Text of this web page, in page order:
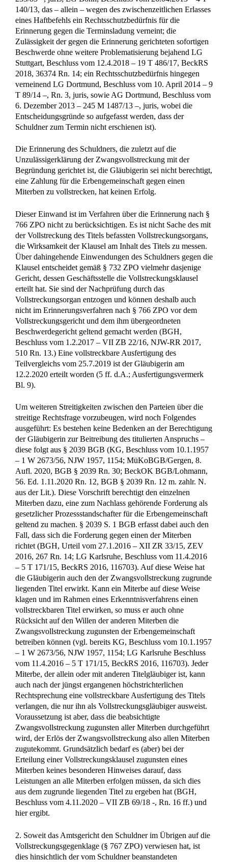
140/13, das – allein – wegen des zwischenzeitlichen Erlasses
eines Haftbefehls ein Rechtsschutzbedürfnis für die
Erinnerung gegen die Terminsladung verneint; die
Zulässigkeit der gegen die Erinnerung gerichteten sofortigen
Beschwerde ohne weitere Problematisierung bejahend LG
Stuttgart, Beschluss vom 12.4.2018 – 19 T 486/17, BeckRS
2018, 36374 Rn. 14; ein Rechtsschutzbedürfnis hingegen
verneinend LG Dortmund, Beschluss vom 10. April 2014 – 9
T 89/14 –, Rn. 3, juris, sowie AG Dortmund, Beschluss vom
6. Dezember 2013 – 245 M 1487/13 –, juris, wobei die
Entscheidungsgründe so aufgefasst werden, dass der
Schuldner zum Termin nicht erschienen ist).
Die Erinnerung des Schuldners, die zuletzt auf die
Unzulässigerklärung der Zwangsvollstreckung mit der
Begründung gerichtet ist, die Gläubigerin sei nicht berechtigt,
eine Zahlung für die Erbengemeinschaft gegen einen
Miterben zu vollstrecken, hat keinen Erfolg.
Dieser Einwand ist im Verfahren über die Erinnerung nach §
766 ZPO nicht zu berücksichtigen. Es ist nicht Sache des mit
der Vollstreckung des Titels befassten Vollstreckungsorgans,
die Wirksamkeit der Klausel am Inhalt des Titels zu messen.
Über dahingehende Einwendungen des Schuldners gegen die
Klausel entscheidet gemäß § 732 ZPO vielmehr dasjenige
Gericht, dessen Geschäftsstelle die Vollstreckungsklausel
erteilt hat. Sie sind der Nachprüfung durch das
Vollstreckungsorgan entzogen und können deshalb auch
nicht im Erinnerungsverfahren nach § 766 ZPO vor dem
Vollstreckungsgericht und dem ihm übergeordneten
Beschwerdegericht geltend gemacht werden (BGH,
Beschluss vom 1.2.2017 – VII ZB 22/16, NJW-RR 2017,
510 Rn. 13.) Eine vollstreckbare Ausfertigung des
Teilvergleichs vom 25.7.2019 ist der Gläubigerin am
12.2.2020 erteilt worden (5 ff. d.A.; Ausfertigungsvermerk
Bl. 9).
Um weiteren Streitigkeiten zwischen den Parteien über die
streitige Rechtsfrage vorzubeugen, wird noch Folgendes
ausgeführt: Es bestehen keine Bedenken an der Berechtigung
der Gläubigerin zur Beitreibung des titulierten Anspruchs –
diese folgt aus § 2039 BGB (KG, Beschluss vom 10.1.1957
– 1 W 2673/56, NJW 1957, 1154; MüKoBGB/Gergen, 8.
Aufl. 2020, BGB § 2039 Rn. 30; BeckOK BGB/Lohmann,
56. Ed. 1.11.2020 Rn. 12, BGB § 2039 Rn. 12 m. zahlr. N.
aus der Lit.). Diese Vorschrift berechtigt den einzelnen
Miterben dazu, eine zum Nachlass gehörende Forderung als
gesetzlicher Prozessstandschafter für die Erbengemeinschaft
geltend zu machen. § 2039 S. 1 BGB erfasst dabei auch den
Fall, dass sich die Forderung gegen einen der Miterben
richtet (BGH, Urteil vom 27.1.2016 – XII ZR 33/15, ZEV
2016, 267 Rn. 14; LG Karlsruhe, Beschluss vom 11.4.2016
– 5 T 171/15, BeckRS 2016, 116703). Auf diese Weise hat
die Gläubigerin auch den der Zwangsvollstreckung zugrunde
liegenden Titel erwirkt. Kann ein Miterbe auf diese Weise
klagen und im Rahmen eines Erkenntnisverfahrens einen
vollstreckbaren Titel erwirken, so muss er auch ohne
Rücksicht auf den Willen der anderen Miterben die
Zwangsvollstreckung zugunsten der Erbengemeinschaft
betreiben können (vgl. bereits KG, Beschluss vom 10.1.1957
– 1 W 2673/56, NJW 1957, 1154; LG Karlsruhe Beschluss
vom 11.4.2016 – 5 T 171/15, BeckRS 2016, 116703). Jeder
Miterbe, der allein oder mit anderen Titelgläubiger ist, kann
auch nach der jüngst ergangenen höchstrichterlichen
Rechtsprechung eine vollstreckbare Ausfertigung des Titels
verlangen, die nur ihn als Vollstreckungsgläubiger ausweist.
Voraussetzung ist aber, dass die beabsichtigte
Zwangsvollstreckung zugunsten aller Miterben durchgeführt
wird, der Erlös der Zwangsvollstreckung also allen Miterben
zugutekommt. Grundsätzlich bedarf es (aber) bei der
Erteilung einer Vollstreckungsklausel zugunsten eines
Miterben keines besonderen Hinweises darauf, dass
Leistungen an alle Miterben erfolgen müssen, da sich dies
aus dem zugrunde liegenden Titel zu ergeben hat (BGH,
Beschluss vom 4.11.2020 – VII ZB 69/18 -, Rn. 16 ff.) und
hier ergibt.
2. Soweit das Amtsgericht den Schuldner im Übrigen auf die
Vollstreckungsgegenklage (§ 767 ZPO) verwiesen hat, ist
dies hinsichtlich der vom Schuldner beanstandeten